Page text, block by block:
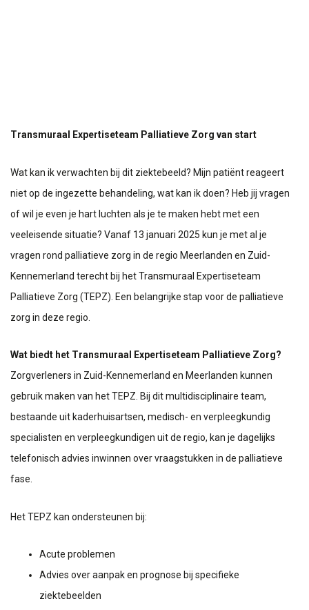
Transmuraal Expertiseteam Palliatieve Zorg van start
Wat kan ik verwachten bij dit ziektebeeld? Mijn patiënt reageert
niet op de ingezette behandeling, wat kan ik doen? Heb jij vragen
of wil je even je hart luchten als je te maken hebt met een
veeleisende situatie? Vanaf 13 januari 2025 kun je met al je
vragen rond palliatieve zorg in de regio Meerlanden en Zuid-
Kennemerland terecht bij het Transmuraal Expertiseteam
Palliatieve Zorg (TEPZ). Een belangrijke stap voor de palliatieve
zorg in deze regio.
Wat biedt het Transmuraal Expertiseteam Palliatieve Zorg?
Zorgverleners in Zuid-Kennemerland en Meerlanden kunnen
gebruik maken van het TEPZ. Bij dit multidisciplinaire team,
bestaande uit kaderhuisartsen, medisch- en verpleegkundig
specialisten en verpleegkundigen uit de regio, kan je dagelijks
telefonisch advies inwinnen over vraagstukken in de palliatieve
fase.
Het TEPZ kan ondersteunen bij:
Acute problemen
Advies over aanpak en prognose bij specifieke
ziektebeelden